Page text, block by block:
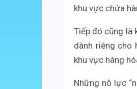
khu vực chứa
Tiếp đó cũng là
dành riêng cho
khu vực hàng
Những nỗ lực